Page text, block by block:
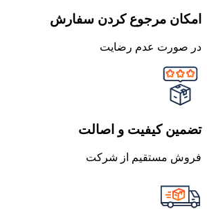
امکان مرجوع کردن سفارش
در صورت عدم رضایت
تضمین کیفیت و اصالت
فروش مستقیم از شرکت